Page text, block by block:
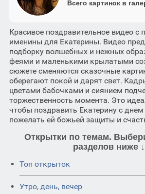
Всего картинок в
Красивое поздравительное видео с
именины для Екатерины. Видео
подборку волшебных и нежных
феями и маленькими крылатыми
сюжете сменяются сказочные
оберегают покой и дарят свет.
цветами бабочками и сиянием
торжественность момента. Это
чтобы поздравить Екатерину с днем
пожелать ей божьей защиты и
Открытки по темам.
разделов ниже ↓
Топ открыток
Утро, день, вечер